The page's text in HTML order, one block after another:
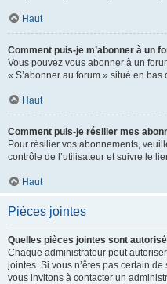
Haut
Comment puis-je m’abonner à un
Vous pouvez vous abonner à un
« S’abonner au forum » situé en bas
Haut
Comment puis-je résilier mes
Pour résilier vos abonnements,
contrôle de l’utilisateur et suivre le
Haut
Pièces jointes
Quelles pièces jointes sont
Chaque administrateur peut
jointes. Si vous n’êtes pas certain
vous invitons à contacter un